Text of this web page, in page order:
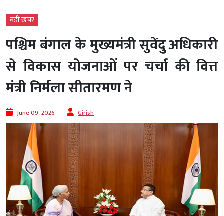
बड़ी खबर
पश्चिम बंगाल के मुख्यमंत्री सुवेंदु अधिकारी
से विकास योजनाओं पर चर्चा की वित्त
मंत्री निर्मला सीतारमण ने
June 09, 2026 Girish